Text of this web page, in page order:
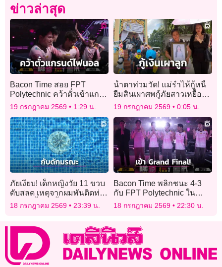
ข่าวล่าสุด
Bacon Time สอย FPT
Polytechnic คว้าตั๋วเข้าแก
รนด์ไฟนอล
19 กรกฎาคม 2569 1:29 น.
น้ำตาท่วมวัด! แม่ร่ำไห้กู้หนี้
ยืมสินเผาศพกู้ภัยสาวเหยื่อ
‘โรงเบียร์ ณ ลาดพร้าว’
19 กรกฎาคม 2569 0:05 น.
ภัยเงียบ! เด็กหญิงวัย 11 ขวบ
ดับสลด เหตุจากผมพันติดท่อ
ระบายน้ำจนขึ้นจากก้นสระ
18 กรกฎาคม 2569 23:39 น.
Bacon Time พลิกชนะ 4-3
กับ FPT Polytechnic ใน
APL 2026!
18 กรกฎาคม 2569 22:30 น.